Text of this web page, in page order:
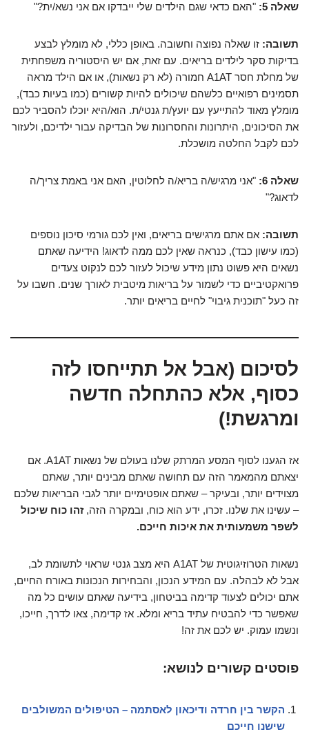
שאלה 5: "האם כדאי שגם הילדים שלי ייבדקו אם אני נשא/ית?"
תשובה: זו שאלה נפוצה וחשובה. באופן כללי, לא מומלץ לבצע
בדיקות סקר לילדים בריאים. עם זאת, אם יש היסטוריה משפחתית
של מחלת חסר A1AT חמורה (לא רק נשאות), או אם הילד מראה
תסמינים רפואיים כלשהם שיכולים להיות קשורים (כמו בעיות כבד),
מומלץ מאוד להתייעץ עם יועץ/ת גנטי/ת. הוא/היא יוכלו להסביר לכם
את הסיכונים, היתרונות והחסרונות של הבדיקה עבור ילדיכם, ולעזור
לכם לקבל החלטה מושכלת.
שאלה 6:
"אני מרגיש/ה בריא/ה לחלוטין, האם אני באמת צריך/ה
לדאוג?"
תשובה: אם אתם מרגישים בריאים, ואין לכם גורמי סיכון נוספים
(כמו עישון כבד), כנראה שאין לכם ממה לדאוג! הידיעה שאתם
נשאים היא פשוט נתון מידע שיכול לעזור לכם לנקוט צעדים
פרואקטיביים כדי לשמור על בריאות מיטבית לאורך שנים. חשבו על
זה כעל "תוכנית גיבוי" לחיים בריאים יותר.
לסיכום (אבל אל תתייחסו לזה
כסוף, אלא כהתחלה חדשה
ומרגשת!)
אז הגענו לסוף המסע המרתק שלנו בעולם של נשאות A1AT. אם
יצאתם מהמאמר הזה עם תחושה שאתם מבינים יותר, שאתם
מצוידים יותר, ובעיקר – שאתם אופטימיים יותר לגבי הבריאות שלכם
– עשינו את שלנו. זכרו, ידע הוא כוח, ובמקרה הזה,זהו כוח שיכול
לשפר משמעותית את איכות חייכם.
נשאות הטרוזיגוטית של A1AT היא מצב גנטי שראוי לתשומת לב,
אבל לא לבהלה. עם המידע הנכון, והבחירות הנכונות באורח החיים,
אתם יכולים לצעוד קדימה בביטחון, בידיעה שאתם עושים כל מה
שאפשר כדי להבטיח עתיד בריא ומלא. אז קדימה, צאו לדרך, חייכו,
ונשמו עמוק. יש לכם את זה!
פוסטים קשורים לנושא:
הקשר בין חרדה ודיכאון לאסתמה – הטיפולים המשולבים
שישנו חייכם